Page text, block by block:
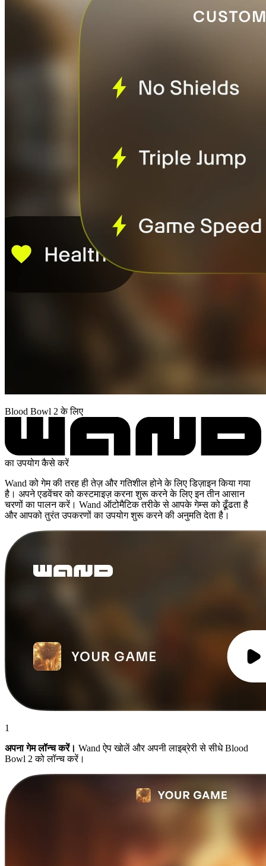
Blood Bowl 2 के लिए
का उपयोग कैसे करें
Wand को गेम की तरह ही तेज़ और गतिशील होने के लिए डिज़ाइन किया गया
है। अपने एडवेंचर को कस्टमाइज़ करना शुरू करने के लिए इन तीन आसान
चरणों का पालन करें। Wand ऑटोमैटिक तरीके से आपके गेम्स को ढूँढता है
और आपको तुरंत उपकरणों का उपयोग शुरू करने की अनुमति देता है।
1
अपना गेम लॉन्च करें। Wand ऐप खोलें और अपनी लाइब्रेरी से सीधे Blood
Bowl 2 को लॉन्च करें।